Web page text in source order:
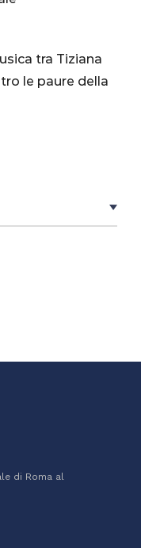
tra Tiziana
le paure della
di Roma al